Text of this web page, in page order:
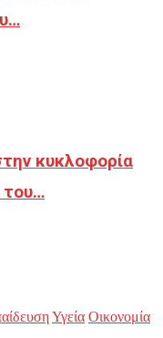
κυκλοφορία
του…
Υγεία Οικονομία